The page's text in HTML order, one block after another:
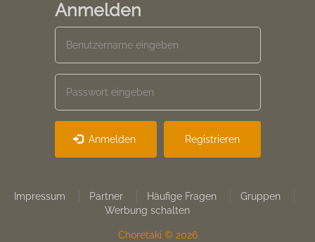
Anmelden
Anmelden Registrieren
Footer
Impressum Partner Häufige Fragen
Gruppen
Werbung schalten
Choretaki © 2026